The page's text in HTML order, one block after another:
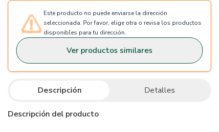
Este producto no puede enviarse la dirección
seleccionada. Por favor, elige otra o revisa los productos
disponibles para tu dirección.
Ver productos similares
Descripción Detalles
Descripción del producto